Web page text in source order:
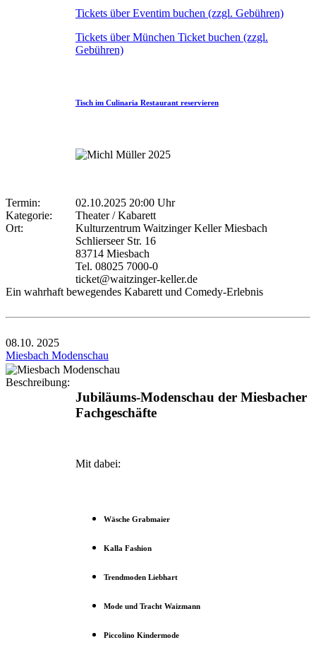
Tickets über Eventim buchen (zzgl. Gebühren)
Tickets über München Ticket buchen (zzgl.
Gebühren)
Tisch im Culinaria Restaurant reservieren
Termin:
02.10.2025 20:00 Uhr
Kategorie:
Theater / Kabarett
Ort:
Kulturzentrum Waitzinger Keller Miesbach
Schlierseer Str. 16
83714 Miesbach
Tel. 08025 7000-0
ticket@waitzinger-keller.de
Ein wahrhaft bewegendes Kabarett und Comedy-Erlebnis
08.10. 2025
Miesbach Modenschau
Beschreibung:
Jubiläums-Modenschau der Miesbacher
Fachgeschäfte
Mit dabei:
Wäsche Grabmaier
Kalla Fashion
Trendmoden Liebhart
Mode und Tracht Waizmann
Piccolino Kindermode